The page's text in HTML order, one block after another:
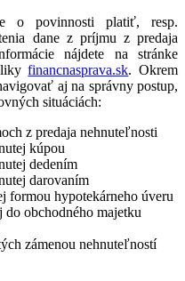
o povinnosti platiť, resp.
dane z príjmu z predaja
nájdete na stránke
financnasprava.sk. Okrem
aj na správny postup,
situáciách:
z predaja nehnuteľnosti
kúpou
dedením
darovaním
formou hypotekárneho úveru
do obchodného majetku
zámenou nehnuteľností